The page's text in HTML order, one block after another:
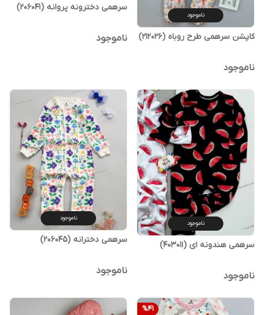
ناموجود
کاپشن سرهمی طرح روباه (212026)
ناموجود
سرهمی دخترونه پروانه (206041)
ناموجود
ناموجود
سرهمی هندونه ای (403011)
ناموجود
ناموجود
سرهمی دخترانه (206045)
ناموجود
%41